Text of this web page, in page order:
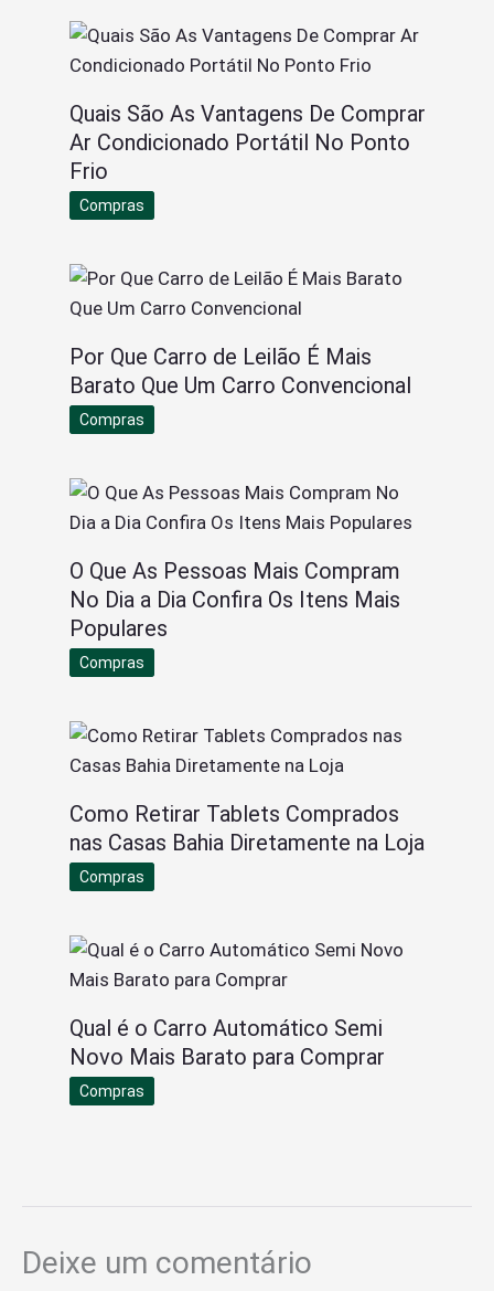
Quais São As Vantagens De Comprar
Ar Condicionado Portátil No Ponto
Frio
Compras
Por Que Carro de Leilão É Mais
Barato Que Um Carro Convencional
Compras
O Que As Pessoas Mais Compram
No Dia a Dia Confira Os Itens Mais
Populares
Compras
Como Retirar Tablets Comprados
nas Casas Bahia Diretamente na Loja
Compras
Qual é o Carro Automático Semi
Novo Mais Barato para Comprar
Compras
Deixe um comentário